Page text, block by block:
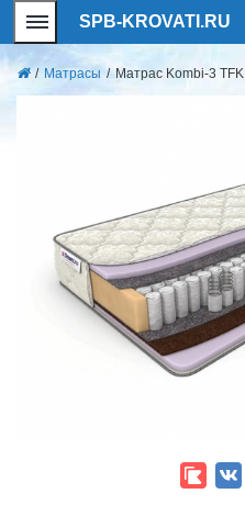
SPB-KROVATI.RU
/ Матрасы / Матрас Kombi-3 TFK